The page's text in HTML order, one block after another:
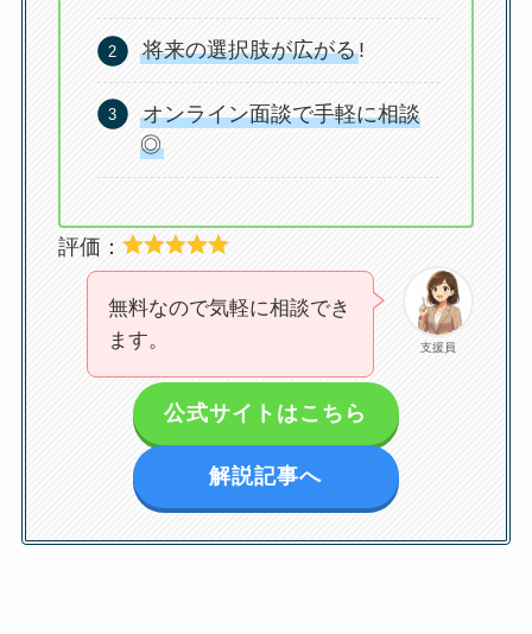
将来の選択肢が広がる!
オンライン面談で手軽に相談
◎
評価：
支援員
無料なので気軽に相談でき
ます。
公式サイトはこちら
解説記事へ